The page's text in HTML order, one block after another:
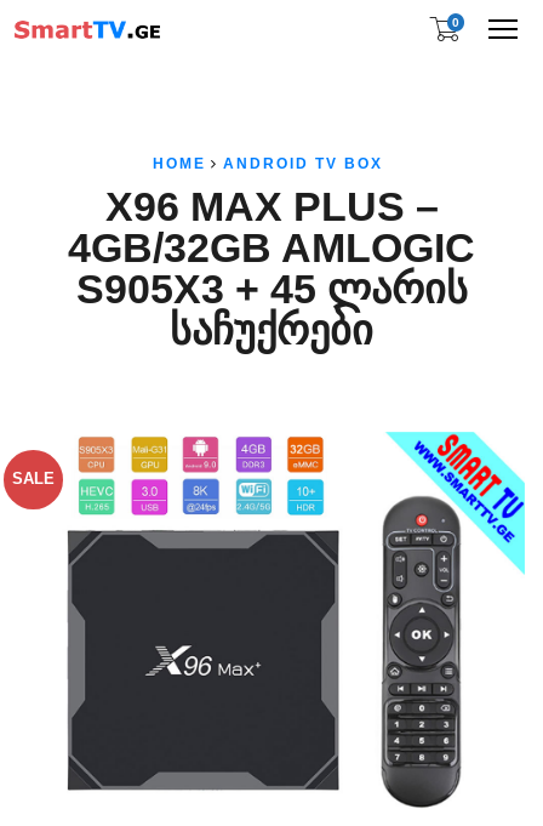
0
HOME ANDROID TV BOX
X96 MAX PLUS –
4GB/32GB AMLOGIC
S905X3 + 45 ᲚᲐᲠᲘᲡ
ᲡᲐᲩᲣᲥᲠᲔᲑᲘ
SALE